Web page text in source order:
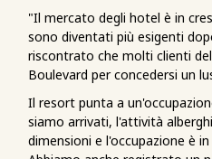
"Il mercato degli hotel è in
sono diventati più esigenti
riscontrato che molti clienti
Boulevard per concedersi un
Il resort punta a
siamo arrivati, l'attività
dimensioni e l'occupazione è